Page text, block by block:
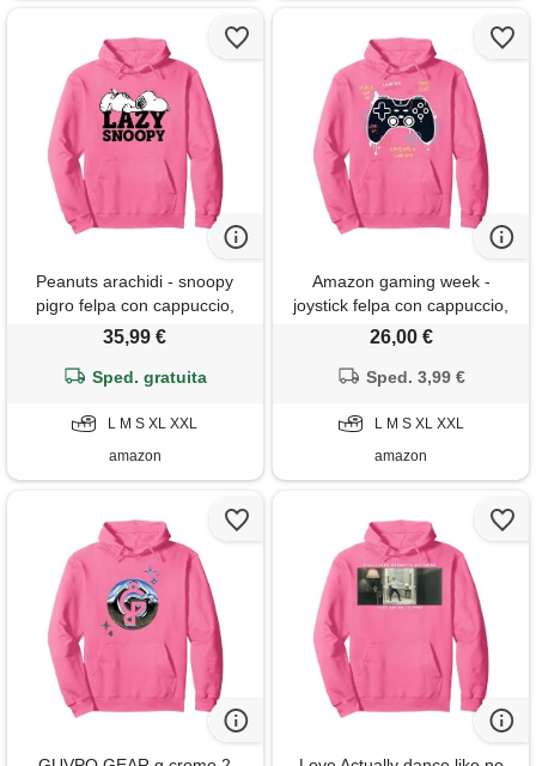
Peanuts arachidi - snoopy
pigro felpa con cappuccio,
unisex per adulti, rosa
35,99 €
Sped. gratuita
L M S XL XXL
amazon
Amazon gaming week -
joystick felpa con cappuccio,
unisex per adulti, rosa
26,00 €
Sped. 3,99 €
L M S XL XXL
amazon